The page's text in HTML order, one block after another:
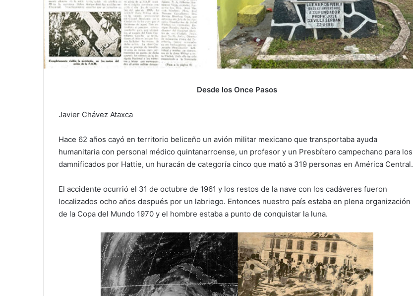
Desde los Once Pasos
Javier Chávez Ataxca
Hace 62 años cayó en territorio beliceño un avión militar mexicano que transportaba ayuda
humanitaria con personal médico quintanarroense, un profesor y un Presbítero campechano para los
damnificados por Hattie, un huracán de categoría cinco que mató a 319 personas en América Central.
El accidente ocurrió el 31 de octubre de 1961 y los restos de la nave con los cadáveres fueron
localizados ocho años después por un labriego. Entonces nuestro país estaba en plena organización
de la Copa del Mundo 1970 y el hombre estaba a punto de conquistar la luna.